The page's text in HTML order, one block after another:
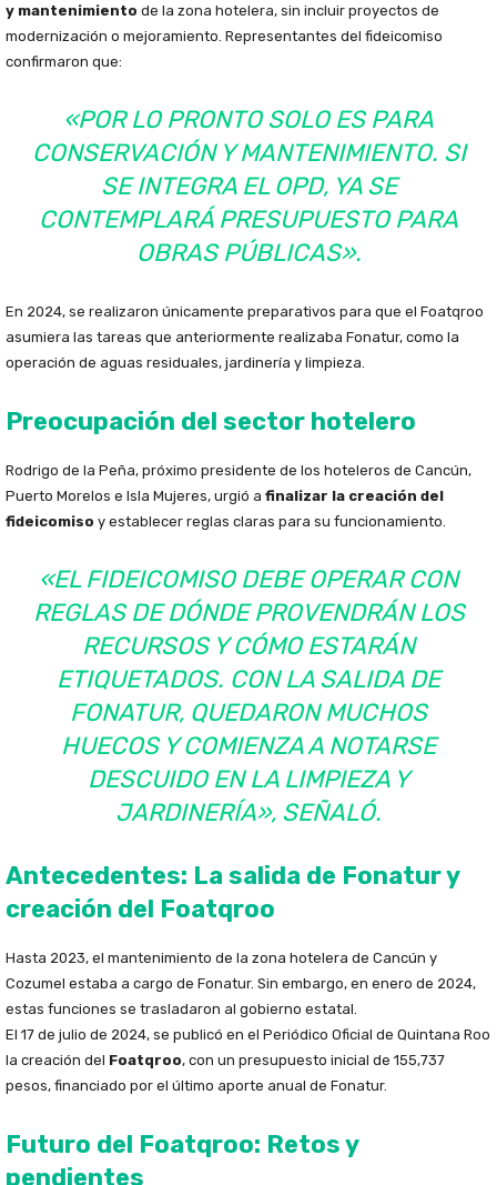
y mantenimiento de la zona hotelera, sin incluir proyectos de
modernización o mejoramiento. Representantes del fideicomiso
confirmaron que:
«POR LO PRONTO SOLO ES PARA
CONSERVACIÓN Y MANTENIMIENTO. SI
SE INTEGRA EL OPD, YA SE
CONTEMPLARÁ PRESUPUESTO PARA
OBRAS PÚBLICAS».
En 2024, se realizaron únicamente preparativos para que el Foatqroo
asumiera las tareas que anteriormente realizaba Fonatur, como la
operación de aguas residuales, jardinería y limpieza.
Preocupación del sector hotelero
Rodrigo de la Peña, próximo presidente de los hoteleros de Cancún,
Puerto Morelos e Isla Mujeres, urgió a finalizar la creación del
fideicomiso y establecer reglas claras para su funcionamiento.
«EL FIDEICOMISO DEBE OPERAR CON
REGLAS DE DÓNDE PROVENDRÁN LOS
RECURSOS Y CÓMO ESTARÁN
ETIQUETADOS. CON LA SALIDA DE
FONATUR, QUEDARON MUCHOS
HUECOS Y COMIENZA A NOTARSE
DESCUIDO EN LA LIMPIEZA Y
JARDINERÍA», SEÑALÓ.
Antecedentes: La salida de Fonatur y
creación del Foatqroo
Hasta 2023, el mantenimiento de la zona hotelera de Cancún y
Cozumel estaba a cargo de Fonatur. Sin embargo, en enero de 2024,
estas funciones se trasladaron al gobierno estatal.
El 17 de julio de 2024, se publicó en el Periódico Oficial de Quintana Roo
la creación del Foatqroo, con un presupuesto inicial de 155,737
pesos, financiado por el último aporte anual de Fonatur.
Futuro del Foatqroo: Retos y
pendientes